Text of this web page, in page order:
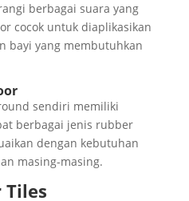
berbagai suara yang
cocok untuk diaplikasikan
bayi yang membutuhkan
sendiri memiliki
berbagai jenis rubber
dengan kebutuhan
masing-masing.
Tiles